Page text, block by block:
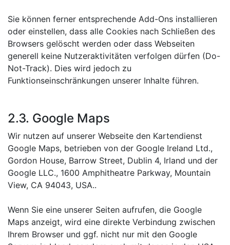
Sie können ferner entsprechende Add-Ons installieren
oder einstellen, dass alle Cookies nach Schließen des
Browsers gelöscht werden oder dass Webseiten
generell keine Nutzeraktivitäten verfolgen dürfen (Do-
Not-Track). Dies wird jedoch zu
Funktionseinschränkungen unserer Inhalte führen.
2.3. Google Maps
Wir nutzen auf unserer Webseite den Kartendienst
Google Maps, betrieben von der Google Ireland Ltd.,
Gordon House, Barrow Street, Dublin 4, Irland und der
Google LLC., 1600 Amphitheatre Parkway, Mountain
View, CA 94043, USA..
Wenn Sie eine unserer Seiten aufrufen, die Google
Maps anzeigt, wird eine direkte Verbindung zwischen
Ihrem Browser und ggf. nicht nur mit den Google